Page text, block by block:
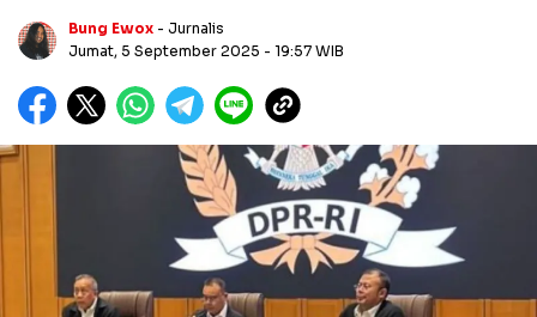
Bung Ewox - Jurnalis
Jumat, 5 September 2025 - 19:57 WIB